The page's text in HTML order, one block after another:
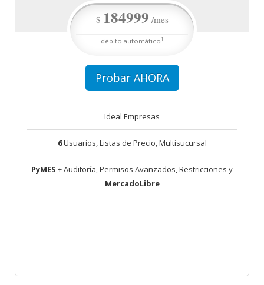
157249.15/mes
pagando anualmente o $184999
$ 184999 /mes
débito automático1
Probar AHORA
Ideal Empresas
6Usuarios, Listas de Precio, Multisucursal
PyMES + Auditoría, Permisos Avanzados, Restricciones y
MercadoLibre